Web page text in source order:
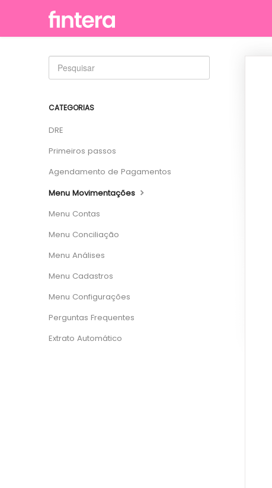
CATEGORIAS
DRE
Primeiros passos
Agendamento de Pagamentos
Menu Movimentações
Menu Contas
Menu Conciliação
Menu Análises
Menu Cadastros
Menu Configurações
Perguntas Frequentes
Extrato Automático